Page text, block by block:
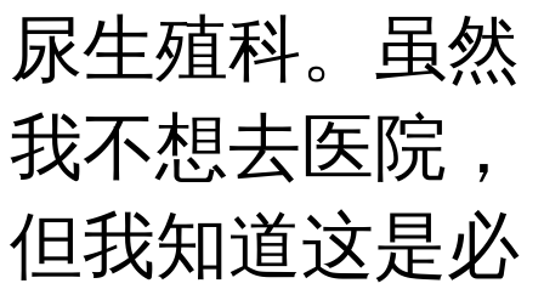
尿生殖科。虽然
我不想去医院，
但我知道这是必